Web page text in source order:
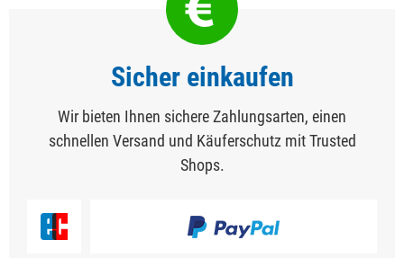
Sicher einkaufen
Wir bieten Ihnen sichere Zahlungsarten, einen
schnellen Versand und Käuferschutz mit Trusted
Shops.